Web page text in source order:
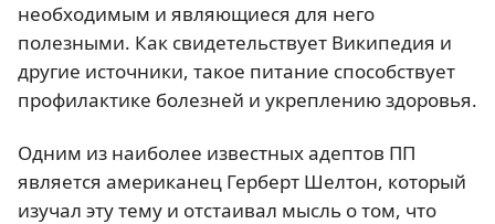
необходимым и являющиеся для него
полезными. Как свидетельствует Википедия и
другие источники, такое питание способствует
профилактике болезней и укреплению здоровья.
Одним из наиболее известных адептов ПП
является американец Герберт Шелтон, который
изучал эту тему и отстаивал мысль о том, что